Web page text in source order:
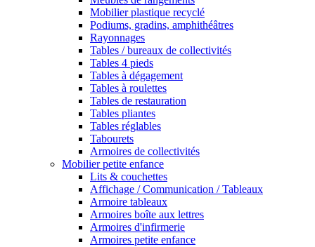
Mobilier plastique recyclé
Podiums, gradins, amphithéâtres
Rayonnages
Tables / bureaux de collectivités
Tables 4 pieds
Tables à dégagement
Tables à roulettes
Tables de restauration
Tables pliantes
Tables réglables
Tabourets
Armoires de collectivités
Mobilier petite enfance
Lits & couchettes
Affichage / Communication / Tableaux
Armoire tableaux
Armoires boîte aux lettres
Armoires d'infirmerie
Armoires petite enfance